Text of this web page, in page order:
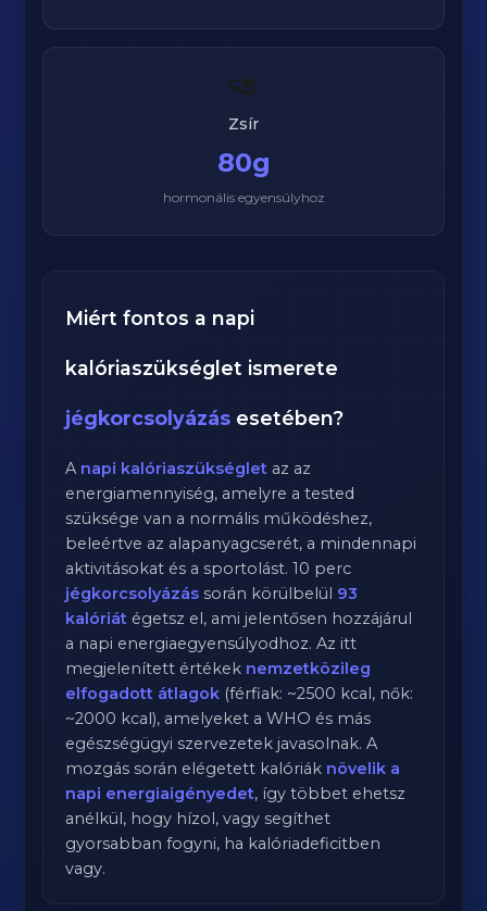
🥑
Zsír
80g
hormonális egyensúlyhoz
Miért fontos a napi
kalóriaszükséglet ismerete
jégkorcsolyázás esetében?
A napi kalóriaszükséglet az az
energiamennyiség, amelyre a tested
szüksége van a normális működéshez,
beleértve az alapanyagcserét, a mindennapi
aktivitásokat és a sportolást.10 perc
jégkorcsolyázás során körülbelül 93
kalóriát égetsz el, ami jelentősen hozzájárul
a napi energiaegyensúlyodhoz. Az itt
megjelenített értékek nemzetközileg
elfogadott átlagok (férfiak: ~2500 kcal, nők:
~2000 kcal), amelyeket a WHO és más
egészségügyi szervezetek javasolnak. A
mozgás során elégetett kalóriák növelik a
napi energiaigényedet, így többet ehetsz
anélkül, hogy hízol, vagy segíthet
gyorsabban fogyni, ha kalóriadeficitben
vagy.